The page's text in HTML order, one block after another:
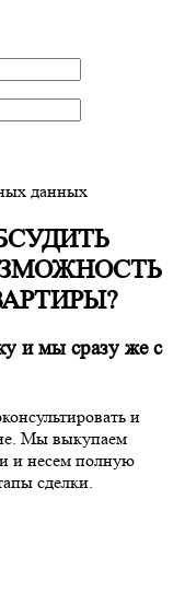
данных
и мы сразу же с
и
Мы выкупаем
и несем полную
сделки.